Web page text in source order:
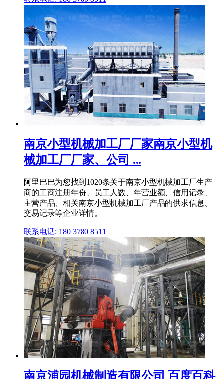
南京小型机械加工厂厂家南京小型机
械加工厂厂家、公司 ...
阿里巴巴为您找到1020条关于南京小型机械加工厂生产
商的工商注册年份、员工人数、年营业额、信用记录、
主营产品、相关南京小型机械加工厂产品的供求信息、
交易记录等企业详情。
联系电话: 180 3780 8511
南京浦园机械制造有限公司 百度百科